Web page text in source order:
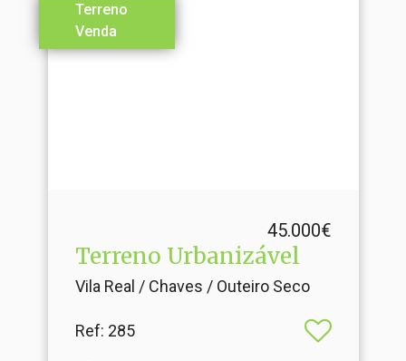
Terreno
Venda
45.000€
Terreno Urbanizável
Vila Real / Chaves / Outeiro Seco
Ref: 285